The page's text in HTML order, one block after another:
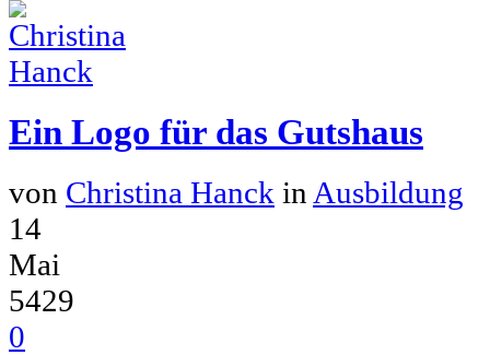
Ein Logo für das Gutshaus
von Christina Hanck in Ausbildung
14
Mai
5429
0